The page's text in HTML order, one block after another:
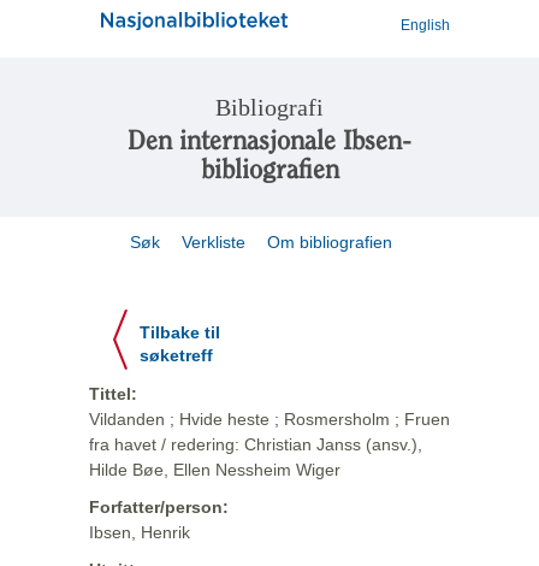
English
Bibliografi
Den internasjonale Ibsen-
bibliografien
Søk Verkliste Om bibliografien
Tilbake til
søketreff
Tittel:
Vildanden ; Hvide heste ; Rosmersholm ; Fruen
fra havet / redering: Christian Janss (ansv.),
Hilde Bøe, Ellen Nessheim Wiger
Forfatter/person:
Ibsen, Henrik